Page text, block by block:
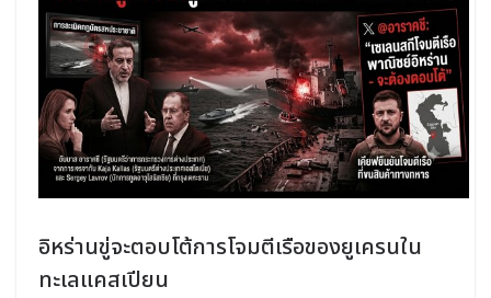
อิหร่านขู่จะตอบโต้การโจมตีเรือของยูเครนใน
ทะเลแคสเปียน